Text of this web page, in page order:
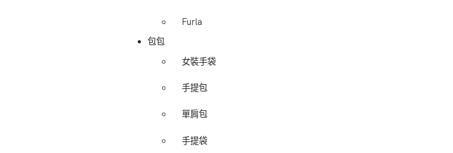
Furla
包包
女裝手袋
手提包
單肩包
手提袋